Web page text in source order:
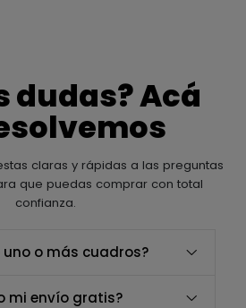
dudas? Acá
claras y rápidas a las preguntas
que puedas comprar con total
confianza.
o más cuadros?
mi envío gratis?